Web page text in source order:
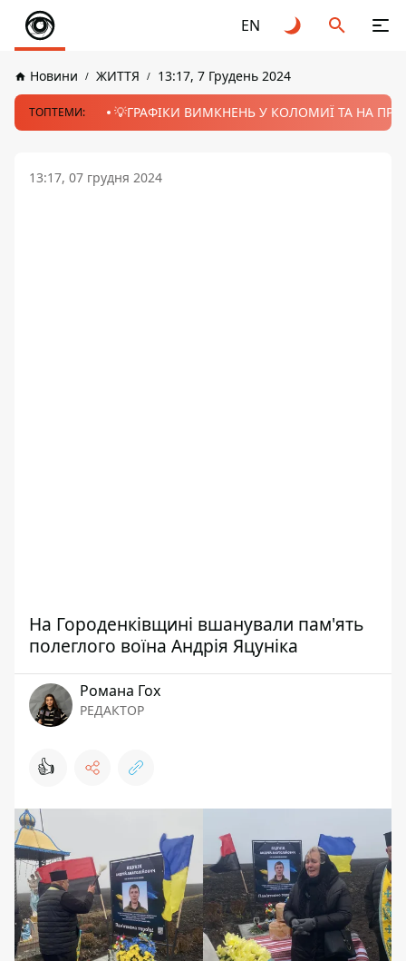
EN
Новини ЖИТТЯ 13:17, 7 Грудень 2024
ТОПТЕМИ: 💡ГРАФІКИ ВИМКНЕНЬ У КОЛОМИЇ ТА НА
13:17, 07 грудня 2024
На Городенківщині вшанували пам'ять
полеглого воїна Андрія Яцуніка
Романа Гох
РЕДАКТОР
👍